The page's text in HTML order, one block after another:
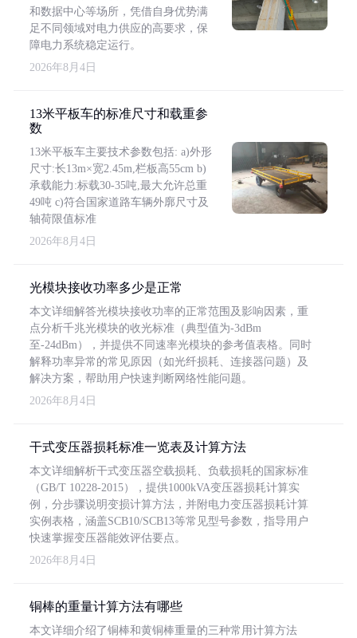
和数据中心等场所，凭借自身优势满
足不同领域对电力供应的高要求，保
障电力系统稳定运行。
2026年8月4日
13米平板车的标准尺寸和载重参
数
13米平板车主要技术参数包括: a)外形
尺寸:长13m×宽2.45m,栏板高55cm b)
承载能力:标载30-35吨,最大允许总重
49吨 c)符合国家道路车辆外廓尺寸及
轴荷限值标准
2026年8月4日
光模块接收功率多少是正常
本文详细解答光模块接收功率的正常范围及影响因素，重
点分析千兆光模块的收光标准（典型值为-3dBm
至-24dBm），并提供不同速率光模块的参考值表格。同时
解释功率异常的常见原因（如光纤损耗、连接器问题）及
解决方案，帮助用户快速判断网络性能问题。
2026年8月4日
干式变压器损耗标准一览表及计算方法
本文详细解析干式变压器空载损耗、负载损耗的国家标准
（GB/T 10228-2015），提供1000kVA变压器损耗计算实
例，分步骤说明变损计算方法，并附电力变压器损耗计算
实例表格，涵盖SCB10/SCB13等常见型号参数，指导用户
快速掌握变压器能效评估要点。
2026年8月4日
铜棒的重量计算方法有哪些
本文详细介绍了铜棒和黄铜棒重量的三种常用计算方法